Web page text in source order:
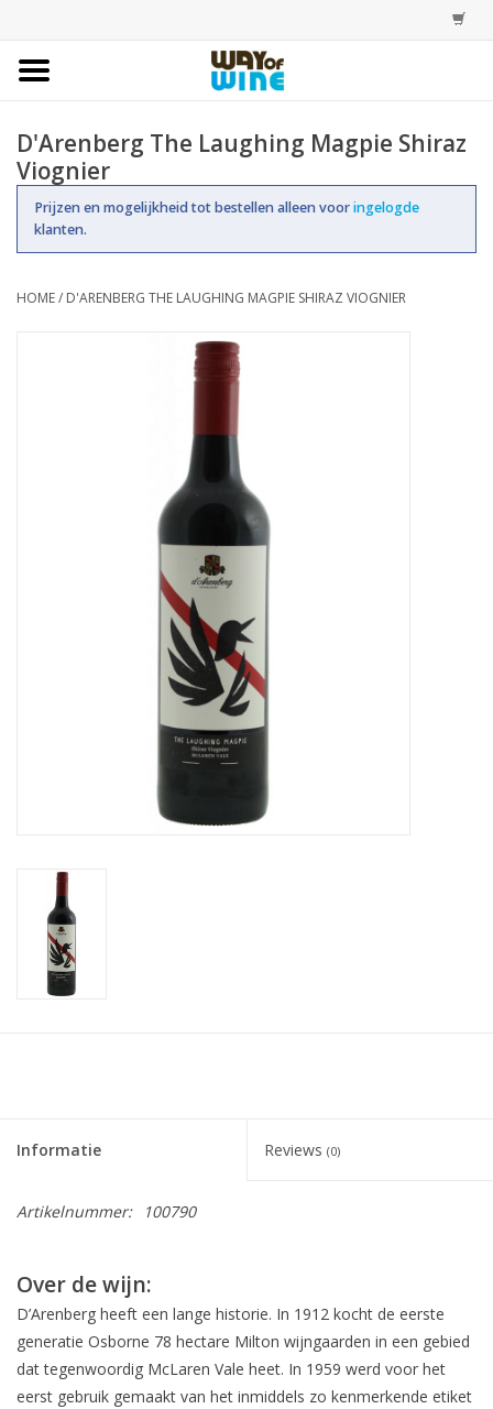
Bestellingen
Assortiment
Trainingen
D'Arenberg The Laughing Magpie Shiraz
Viognier
Prijzen en mogelijkheid tot bestellen alleen vooringelogde
klanten.
HOME/ D'ARENBERG THE LAUGHING MAGPIE SHIRAZ VIOGNIER
Informatie Reviews (0)
Artikelnummer: 100790
Over de wijn:
D’Arenberg heeft een lange historie. In 1912 kocht de eerste
generatie Osborne 78 hectare Milton wijngaarden in een gebied
dat tegenwoordig McLaren Vale heet. In 1959 werd voor het
eerst gebruik gemaakt van het inmiddels zo kenmerkende etiket